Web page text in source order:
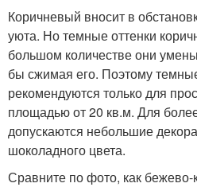
Коричневый вносит в
уюта. Но темные оттенки
большом количестве они
бы сжимая его. Поэтому
рекомендуются только для
площадью от 20 кв.м. Для
допускаются небольшие
шоколадного цвета.
Сравните по фото, как бежево-